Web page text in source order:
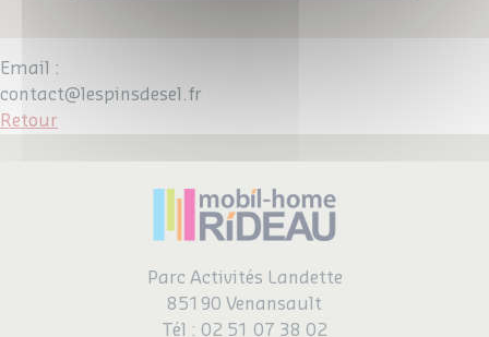
Email :
contact@lespinsdesel.fr
Retour
Parc Activités Landette
85190 Venansault
Tél : 02 51 07 38 02